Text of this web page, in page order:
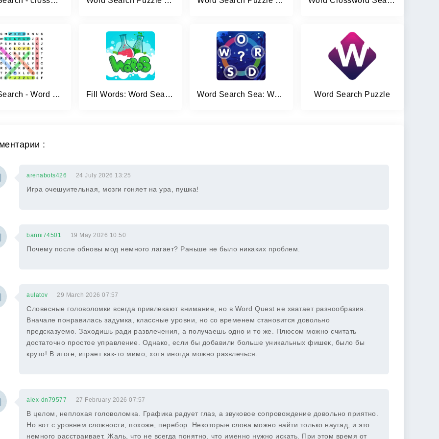
Word Search - Word Puzzle Game Fill Words: Word Search Puzzle Word Search Sea: Word Puzzle Word Search Puzzle
:
arenabots426 24 July 2026 13:25
Игра очешуительная, мозги гоняет на ура, пушка!
banni74501 19 May 2026 10:50
Почему после обновы мод немного лагает? Раньше не было никаких проблем.
aulatov 29 March 2026 07:57
Словесные головоломки всегда привлекают внимание, но в Word Quest не хватает разнообразия.
Вначале понравилась задумка, классные уровни, но со временем становится довольно
предсказуемо. Заходишь ради развлечения, а получаешь одно и то же. Плюсом можно считать
достаточно простое управление. Однако, если бы добавили больше уникальных фишек, было бы
круто! В итоге, играет как-то мимо, хотя иногда можно развлечься.
alex-dn79577 27 February 2026 07:57
В целом, неплохая головоломка. Графика радует глаз, а звуковое сопровождение довольно приятно.
Но вот с уровнем сложности, похоже, перебор. Некоторые слова можно найти только наугад, и это
немного расстраивает. Жаль, что не всегда понятно, что именно нужно искать. При этом время от